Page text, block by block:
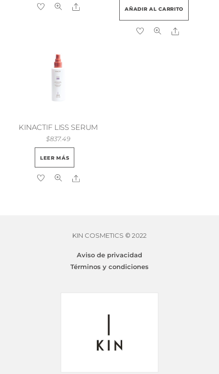
Share AÑADIR AL CARRITO
Share
KINACTIF LISS SERUM
$837.49
LEER MÁS
Share
KIN COSMETICS © 2022
Aviso de privacidad
Términos y condiciones